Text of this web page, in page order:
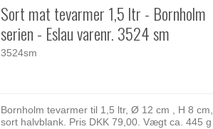
Sort mat tevarmer 1,5 ltr - Bornholm
serien - Eslau varenr. 3524 sm
3524sm
Bornholm tevarmer til 1,5 ltr, Ø 12 cm , H 8 cm,
sort halvblank. Pris DKK 79,00. Vægt ca. 445 g